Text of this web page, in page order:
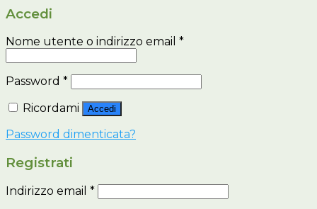
Accedi
Nome utente o indirizzo email *
Password *
Ricordami
Accedi
Password dimenticata?
Registrati
Indirizzo email *